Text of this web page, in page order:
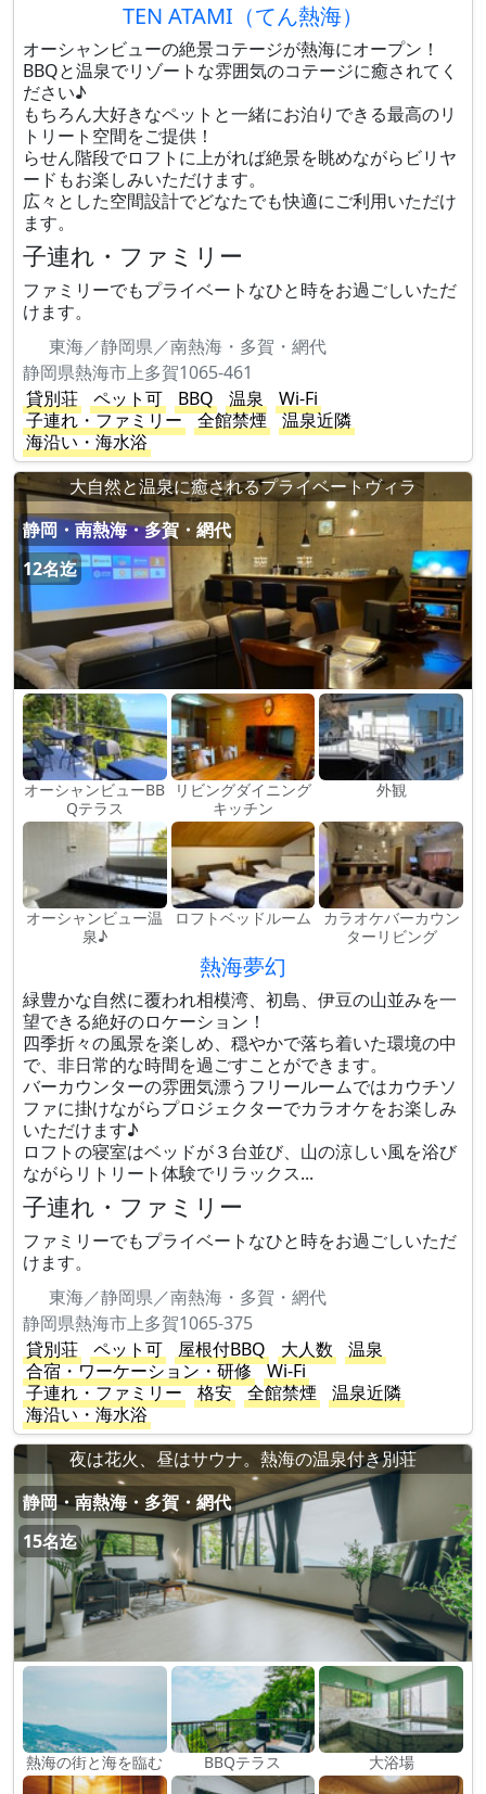
TEN ATAMI（てん熱海）
オーシャンビューの絶景コテージが熱海にオープン！
BBQと温泉でリゾートな雰囲気のコテージに癒されてく
ださい♪
もちろん大好きなペットと一緒にお泊りできる最高のリ
トリート空間をご提供！
らせん階段でロフトに上がれば絶景を眺めながらビリヤ
ードもお楽しみいただけます。
広々とした空間設計でどなたでも快適にご利用いただけ
ます。
子連れ・ファミリー
ファミリーでもプライベートなひと時をお過ごしいただ
けます。
東海／静岡県／南熱海・多賀・網代
静岡県熱海市上多賀1065-461
貸別荘
ペット可 BBQ 温泉
Wi-Fi
子連れ・ファミリー
全館禁煙
温泉近隣
海沿い・海水浴
大自然と温泉に癒されるプライベートヴィラ
静岡・南熱海・多賀・網代
12名迄
オーシャンビューBB
Qテラス
リビングダイニング
キッチン
外観
オーシャンビュー温
泉♪
ロフトベッドルーム
カラオケバーカウン
ターリビング
熱海夢幻
緑豊かな自然に覆われ相模湾、初島、伊豆の山並みを一
望できる絶好のロケーション！
四季折々の風景を楽しめ、穏やかで落ち着いた環境の中
で、非日常的な時間を過ごすことができます。
バーカウンターの雰囲気漂うフリールームではカウチソ
ファに掛けながらプロジェクターでカラオケをお楽しみ
いただけます♪
ロフトの寝室はベッドが３台並び、山の涼しい風を浴び
ながらリトリート体験でリラックス...
子連れ・ファミリー
ファミリーでもプライベートなひと時をお過ごしいただ
けます。
東海／静岡県／南熱海・多賀・網代
静岡県熱海市上多賀1065-375
貸別荘
ペット可 屋根付BBQ 大人数
温泉
合宿・ワーケーション・研修
Wi-Fi
子連れ・ファミリー
格安 全館禁煙
温泉近隣
海沿い・海水浴
夜は花火、昼はサウナ。熱海の温泉付き別荘
静岡・南熱海・多賀・網代
15名迄
熱海の街と海を臨む BBQテラス 大浴場